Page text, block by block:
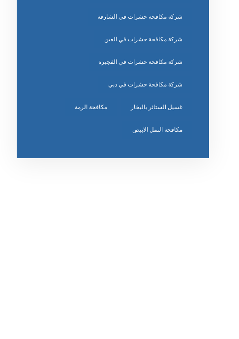
شركة مكافحة حشرات في الشارقة
شركة مكافحة حشرات في العين
شركة مكافحة حشرات في الفجيرة
شركة مكافحة حشرات في دبي
غسيل الستائر بالبخار مكافحة الرمة
مكافحة النمل الابيض